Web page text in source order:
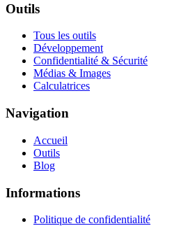
Outils
Tous les outils
Développement
Confidentialité & Sécurité
Médias & Images
Calculatrices
Navigation
Accueil
Outils
Blog
Informations
Politique de confidentialité